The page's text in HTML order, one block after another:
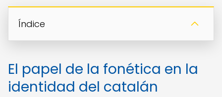
Índice
El papel de la fonética en la
identidad del catalán